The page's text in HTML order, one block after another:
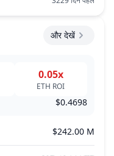
और देखें
0.05x
ETH ROI
$0.4698
$242.00 M